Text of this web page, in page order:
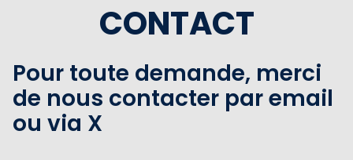
CONTACT
Pour toute demande, merci
de nous contacter par email
ou via X